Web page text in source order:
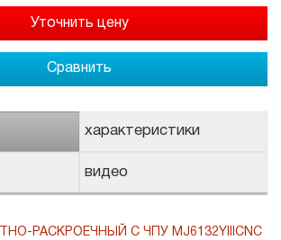
Сравнить
характеристики
видео
РАСКРОЕЧНЫЙ С ЧПУ MJ6132YIIICNC